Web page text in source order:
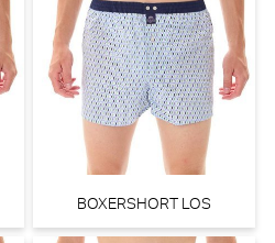
BOXERSHORT LOS